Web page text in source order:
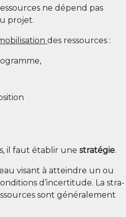
ne dépend pas
projet.
des res­sources :
il faut éta­blir une stra­té­gie.
visant à atteindre un ou
d’incertitude. La stra­
sont géné­ra­le­ment